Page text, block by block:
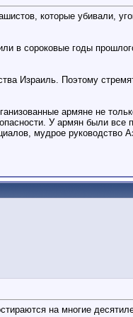
которые убивали,
в сороковые годы
Израиль. Поэтому
армяне не
У армян были все
мудрое
на многие